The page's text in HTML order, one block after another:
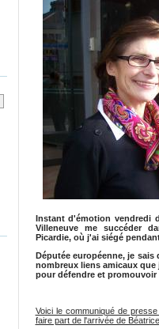
Instant d'émotion vendredi
Villeneuve me succéder
Picardie, où j'ai siégé
Députée européenne, je
nombreux liens amicaux
pour défendre et promouvoir
Voici le communiqué de
faire part de l'arrivée de